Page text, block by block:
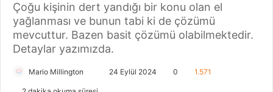
Çoğu kişinin dert yandığı bir konu olan el
yağlanması ve bunun tabi ki de çözümü
mevcuttur. Bazen basit çözümü olabilmektedir.
Detaylar yazımızda.
Mario Millington 24 Eylül 2024 0 1.571